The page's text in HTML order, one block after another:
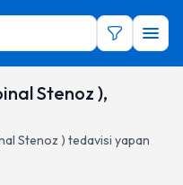
Stenoz ),
Stenoz ) tedavisi yapan